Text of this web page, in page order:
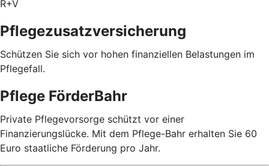
R+V
Pflegezusatz­versicherung
Schützen Sie sich vor hohen finanziellen Belastungen im
Pflegefall.
Pflege FörderBahr
Private Pflegevorsorge schützt vor einer
Finanzierungslücke. Mit dem Pflege-Bahr erhalten Sie 60
Euro staatliche Förderung pro Jahr.